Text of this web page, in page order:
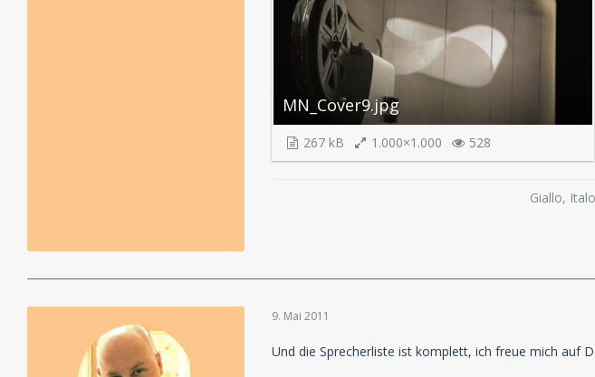
MN_Cover9.jpg
267 kB 1.000×1.000 528
Giallo,
9. Mai 2011
Und die Sprecherliste ist komplett, ich freue mich auf